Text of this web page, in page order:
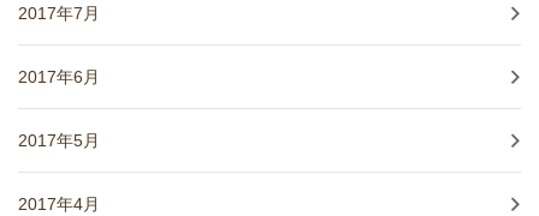
2017年7月
2017年6月
2017年5月
2017年4月